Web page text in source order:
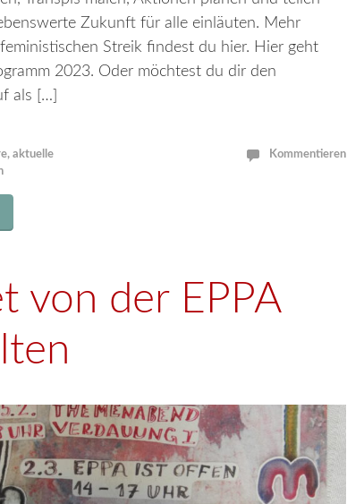
Zukunft für alle einläuten. Mehr
feministischen Streik findest du hier. Hier geht
2023. Oder möchtest du dir den
als […]
, aktuelle
Kommentieren
von der EPPA